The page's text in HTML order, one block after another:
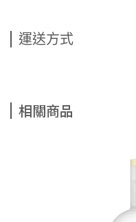
運送方式
相關商品